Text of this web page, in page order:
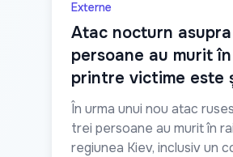
Externe
Atac nocturn
persoane au murit
printre victime este
În urma unui nou atac
trei persoane au murit în
regiunea Kiev, inclusiv un